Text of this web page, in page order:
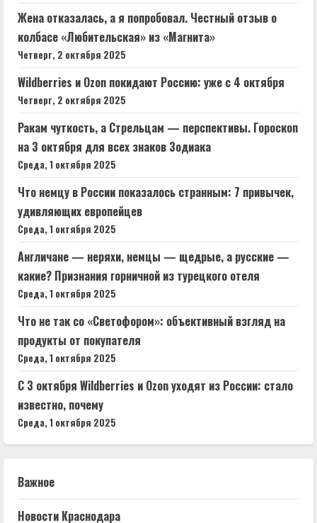
Жена отказалась, а я попробовал. Честный отзыв о
колбасе «Любительская» из «Магнита»
Четверг, 2 октября 2025
Wildberries и Ozon покидают Россию: уже с 4 октября
Четверг, 2 октября 2025
Ракам чуткость, а Стрельцам — перспективы. Гороскоп
на 3 октября для всех знаков Зодиака
Среда, 1 октября 2025
Что немцу в России показалось странным: 7 привычек,
удивляющих европейцев
Среда, 1 октября 2025
Англичане — неряхи, немцы — щедрые, а русские —
какие? Признания горничной из турецкого отеля
Среда, 1 октября 2025
Что не так со «Светофором»: объективный взгляд на
продукты от покупателя
Среда, 1 октября 2025
С 3 октября Wildberries и Ozon уходят из России: стало
известно, почему
Среда, 1 октября 2025
Важное
Новости Краснодара